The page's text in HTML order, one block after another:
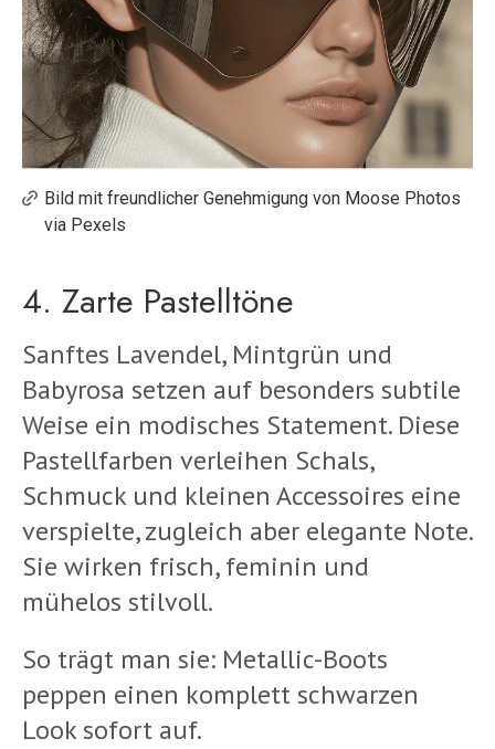
Bild mit freundlicher Genehmigung von Moose Photos
via Pexels
4. Zarte Pastelltöne
Sanftes Lavendel, Mintgrün und
Babyrosa setzen auf besonders subtile
Weise ein modisches Statement. Diese
Pastellfarben verleihen Schals,
Schmuck und kleinen Accessoires eine
verspielte, zugleich aber elegante Note.
Sie wirken frisch, feminin und
mühelos stilvoll.
So trägt man sie: Metallic-Boots
peppen einen komplett schwarzen
Look sofort auf.